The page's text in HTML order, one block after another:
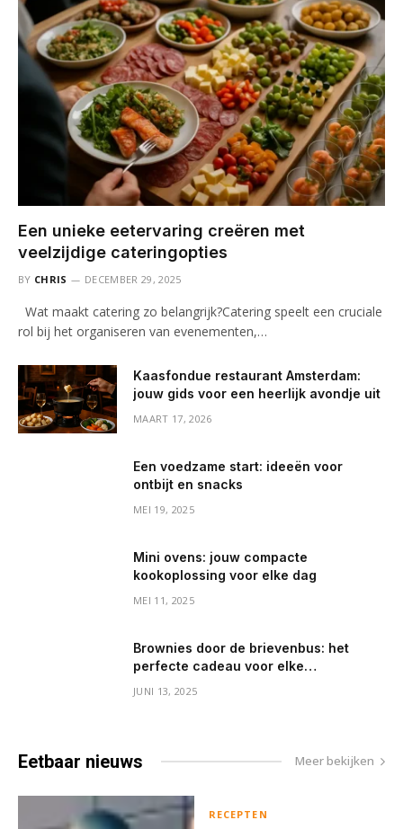
Een unieke eetervaring creëren met
veelzijdige cateringopties
BY CHRIS DECEMBER 29, 2025
Wat maakt catering zo belangrijk?Catering speelt een cruciale
rol bij het organiseren van evenementen,…
Kaasfondue restaurant Amsterdam:
jouw gids voor een heerlijk avondje uit
MAART 17, 2026
Een voedzame start: ideeën voor
ontbijt en snacks
MEI 19, 2025
Mini ovens: jouw compacte
kookoplossing voor elke dag
MEI 11, 2025
Brownies door de brievenbus: het
perfecte cadeau voor elke
JUNI 13, 2025
Eetbaar nieuws Meer bekijken
RECEPTEN